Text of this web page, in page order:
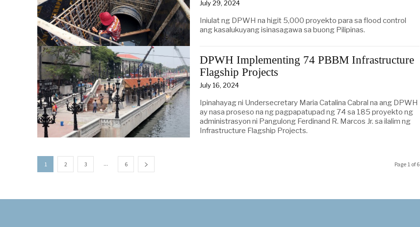
July 29, 2024
Iniulat ng DPWH na higit 5,000 proyekto para sa flood control
ang kasalukuyang isinasagawa sa buong Pilipinas.
DPWH Implementing 74 PBBM Infrastructure
Flagship Projects
July 16, 2024
Ipinahayag ni Undersecretary Maria Catalina Cabral na ang DPWH
ay nasa proseso na ng pagpapatupad ng 74 sa 185 proyekto ng
administrasyon ni Pangulong Ferdinand R. Marcos Jr. sa ilalim ng
Infrastructure Flagship Projects.
1 2 3 ... 6 Page 1 of 6